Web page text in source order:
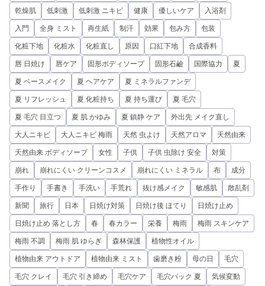
乾燥肌 低刺激 低刺激 ニキビ 健康 優しいケア 入浴剤
入門 全身 ミスト 再生紙 制汗 効果 包み方 包装
化粧下地 化粧水 化粧直し 原因 口紅下地 合成香料
唇 日焼け 唇ケア 固形ボディソープ 固形石鹼 国際協力 夏
夏 ベースメイク 夏 ヘアケア 夏 ミネラルファンデ
夏 リフレッシュ 夏 化粧持ち 夏 持ち運び 夏 毛穴
夏 毛穴 目立つ 夏 肌 かゆみ 夏 鎮静 ケア 外出先 メイク直し
大人ニキビ 大人ニキビ 梅雨 天然 虫よけ 天然アロマ 天然由来
天然由来 ボディソープ 女性 子供 子供 虫除け 安全 対策
崩れ 崩れにくい クリーンコスメ 崩れにくい ミネラル 布 成分
手作り 手書き 手洗い 手荒れ 抜け感メイク 敏感肌 散乱剤
新聞 旅行 日本 日焼け対策 日焼け後 ほてり 日焼け止め
日焼け止め 落とし方 春 春カラー 栄養 梅雨 梅雨 スキンケア
梅雨 不調 梅雨 肌 ゆらぎ 森林保護 植物性オイル
植物由来 アウトドア 植物由来 ミスト 歯磨き粉 母の日 毛穴
毛穴 クレイ 毛穴 引き締め 毛穴ケア 毛穴パック 夏 気候変動